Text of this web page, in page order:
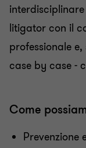
litigator con il
professionale
case by case -
Come
Prevenzione